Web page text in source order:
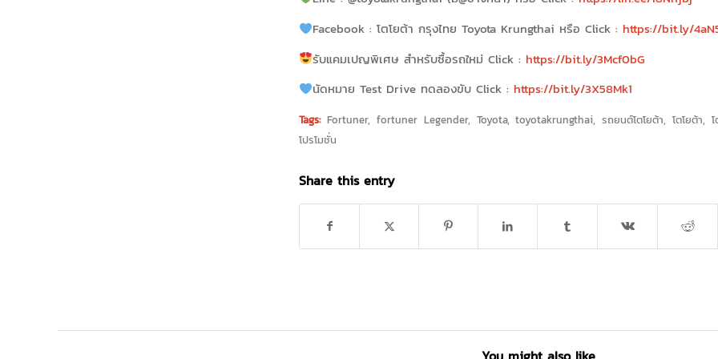
Facebook : โตโยต้า กรุงไทย Toyota Krungthai หรือ Click : https://bit.ly/
รับแคมเปญพิเศษ สำหรับซื้อรถใหม่ Click : https://bit.ly/3Mcf0bG
นัดหมาย Test Drive ทดลองขับ Click : https://bit.ly/3X58Mk1
Tags: Fortuner, fortuner Legender, Toyota,toyotakrungthai,รถยนต์โตโยต้า,โตโยต้า,
โปรโมชั่น
Share this entry